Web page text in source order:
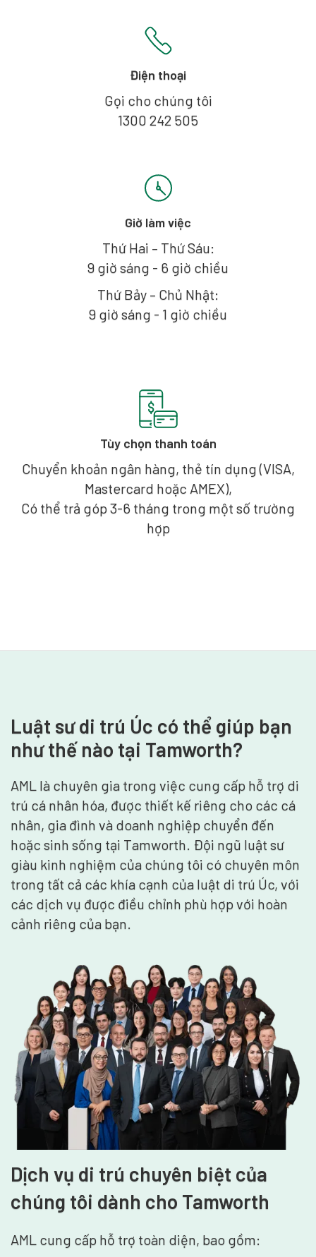
Điện thoại
Gọi cho chúng tôi
1300 242 505
Giờ làm việc
Thứ Hai – Thứ Sáu:
9 giờ sáng - 6 giờ chiều
Thứ Bảy – Chủ Nhật:
9 giờ sáng - 1 giờ chiều
Tùy chọn thanh toán
Chuyển khoản ngân hàng, thẻ tín dụng (VISA,
Mastercard hoặc AMEX),
Có thể trả góp 3-6 tháng trong một số trường
hợp
Luật sư di trú Úc có thể giúp bạn
như thế nào tại Tamworth?
AML là chuyên gia trong việc cung cấp hỗ trợ di
trú cá nhân hóa, được thiết kế riêng cho các cá
nhân, gia đình và doanh nghiệp chuyển đến
hoặc sinh sống tại Tamworth. Đội ngũ luật sư
giàu kinh nghiệm của chúng tôi có chuyên môn
trong tất cả các khía cạnh của luật di trú Úc, với
các dịch vụ được điều chỉnh phù hợp với hoàn
cảnh riêng của bạn.
Dịch vụ di trú chuyên biệt của
chúng tôi dành cho Tamworth
AML cung cấp hỗ trợ toàn diện, bao gồm: